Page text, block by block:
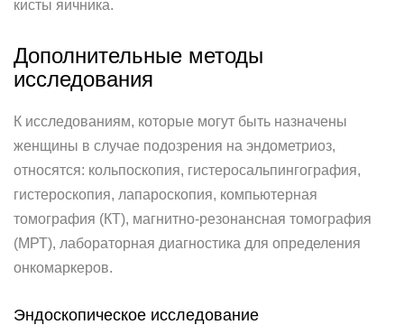
кисты яичника.
Дополнительные методы
исследования
К исследованиям, которые могут быть назначены
женщины в случае подозрения на эндометриоз,
относятся: кольпоскопия, гистеросальпингография,
гистероскопия, лапароскопия, компьютерная
томография (КТ), магнитно-резонансная томография
(МРТ), лабораторная диагностика для определения
онкомаркеров.
Эндоскопическое исследование